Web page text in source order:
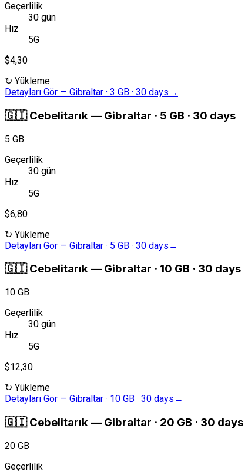
Geçerlilik
30 gün
Hız
5G
$4,30
↻ Yükleme
Detayları Gör — Gibraltar · 3 GB · 30 days →
🇬🇮 Cebelitarık— Gibraltar · 5 GB · 30 days
5 GB
Geçerlilik
30 gün
Hız
5G
$6,80
↻ Yükleme
Detayları Gör — Gibraltar · 5 GB · 30 days →
🇬🇮 Cebelitarık— Gibraltar · 10 GB · 30 days
10 GB
Geçerlilik
30 gün
Hız
5G
$12,30
↻ Yükleme
Detayları Gör — Gibraltar · 10 GB · 30 days →
🇬🇮 Cebelitarık— Gibraltar · 20 GB · 30 days
20 GB
Geçerlilik